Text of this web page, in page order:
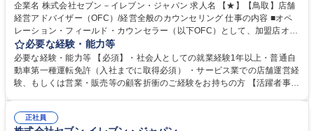
企業名 株式会社セブン－イレブン・ジャパン 求人名 【★】【鳥取】店舗
経営アドバイザー（OFC）/経営全般のカウンセリング 仕事の内容 ■オペ
レーション・フィールド・カウンセラー（以下OFC）として、加盟店オー
ナー様が経営するコンビニエンスストアに対して、経営全般に関わる支援
を担います。定量データに基づく運営支援業務をお任せします。 【業務
例】商圏分析、競合調査、売上や販売数等データ分析、売場確認、発注や
売場作りアドバイス、個店行為計画の作成、従業員教育サポート等がござ
オーナー様の方針もふまえた個店カウンセリングへと繋げていきます。 募
必要な経験・能力等
必要な経験・能力等 【必須】・社会人としての就業経験1年以上・普通自
動車第一種運転免許（入社までに取得必須） ・サービス業での店舗運営経
験、もしくは営業・販売等の顧客折衝のご経験をお持ちの方 【活躍者事
フプランの変更に合わせた働き方が可能な制度があります。 ・ＯＦＣ職限
正社員